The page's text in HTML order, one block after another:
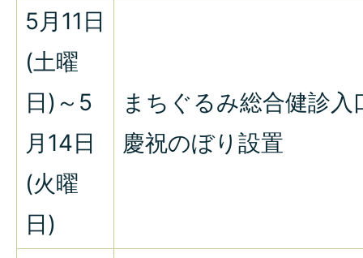
5月11日
(土曜
日)～5
月14日
(火曜
日)
まちぐるみ総合健診入
慶祝のぼり設置